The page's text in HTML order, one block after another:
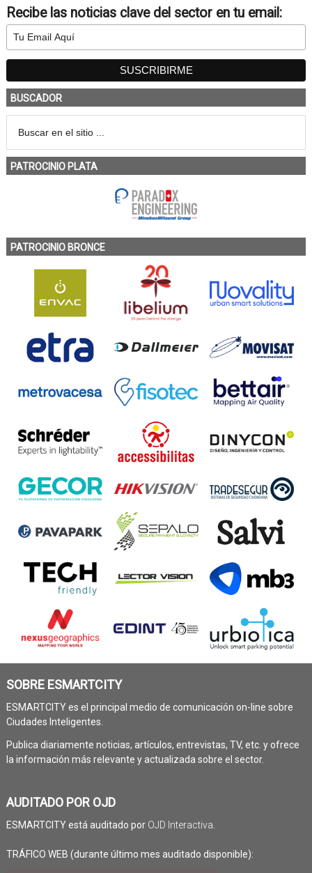
Recibe las noticias clave del sector en tu email:
BUSCADOR
PATROCINIO PLATA
PATROCINIO BRONCE
SOBRE ESMARTCITY
ESMARTCITY es el principal medio de comunicación on-line sobre
Ciudades Inteligentes.
Publica diariamente noticias, artículos, entrevistas, TV, etc. y ofrece
la información más relevante y actualizada sobre el sector.
AUDITADO POR OJD
ESMARTCITY está auditado por OJD Interactiva.
TRÁFICO WEB (durante último mes auditado disponible):